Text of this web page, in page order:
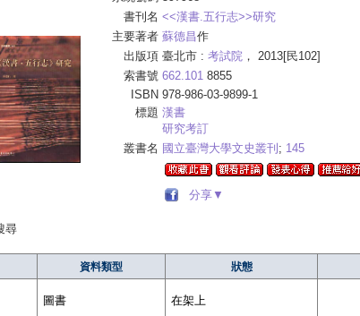
書刊名 <<漢書.五行志>>研究
主要著者 蘇德昌作
出版項 臺北市 : 考試院 ， 2013[民102]
索書號 662.101 8855
ISBN 978-986-03-9899-1
標題 漢書
研究考訂
叢書名 國立臺灣大學文史叢刊 ; 145
分享▼
尋
資料類型 狀態
圖書 在架上